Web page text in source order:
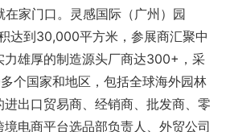
在家门口。灵感国际（广州）园
达到30,000平方米，参展商汇聚中
力雄厚的制造源头厂商达300+，采
个国家和地区，包括全球海外园林
进出口贸易商、经销商、批发商、零
电商平台选品部负责人、外贸公司